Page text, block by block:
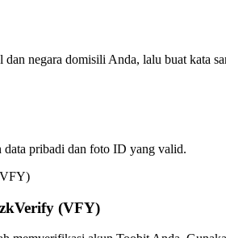
negara domisili Anda, lalu buat kata
data pribadi dan foto ID yang valid.
(VFY)